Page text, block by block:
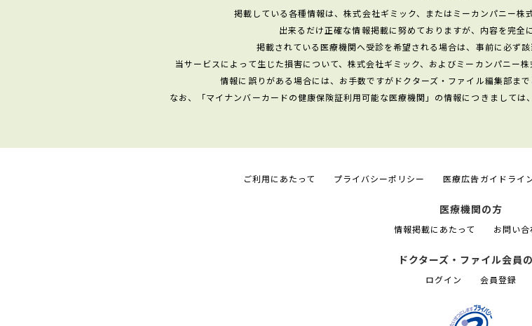
掲載している各種情報は、株式会社ギミック、またはミーカンパニー株
出来るだけ正確な情報掲載に努めておりますが、内容を完全
掲載されている医療機関へ受診を希望される場合は、事前に必ず
当サービスによって生じた損害について、株式会社ギミック、およびミーカンパニー
情報に誤りがある場合には、お手数ですがドクターズ・ファイル編集部ま
なお、「マイナンバーカードの健康保険証利用可能な医療機関」の情報につきましては
ご利用にあたって プライバシーポリシー 医療広告ガイドライ
医療機関の方
情報掲載にあたって お問い合
ドクターズ・ファイル会員
ログイン 会員登録